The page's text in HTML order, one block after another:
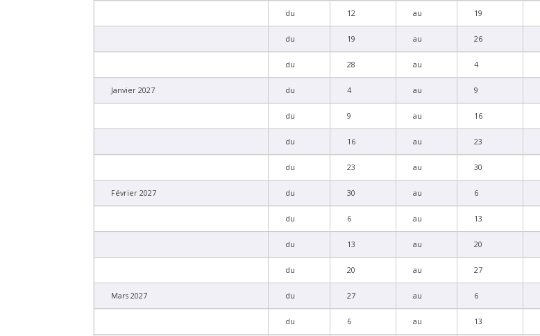
du 12 au 19
du 19 au 26
du 28 au 4
Janvier 2027 du 4 au 9
du 9 au 16
du 16 au 23
du 23 au 30
Février 2027 du 30 au 6
du 6 au 13
du 13 au 20
du 20 au 27
Mars 2027 du 27 au 6
du 6 au 13